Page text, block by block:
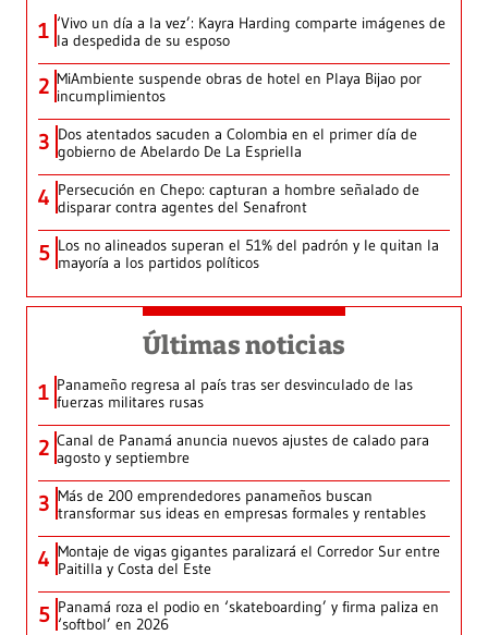
1 ‘Vivo un día a la vez’: Kayra Harding comparte imágenes de
la despedida de su esposo
2 MiAmbiente suspende obras de hotel en Playa Bijao por
incumplimientos
3 Dos atentados sacuden a Colombia en el primer día de
gobierno de Abelardo De La Espriella
4 Persecución en Chepo: capturan a hombre señalado de
disparar contra agentes del Senafront
5 Los no alineados superan el 51% del padrón y le quitan la
mayoría a los partidos políticos
Últimas noticias
1 Panameño regresa al país tras ser desvinculado de las
fuerzas militares rusas
2 Canal de Panamá anuncia nuevos ajustes de calado para
agosto y septiembre
3 Más de 200 emprendedores panameños buscan
transformar sus ideas en empresas formales y rentables
4 Montaje de vigas gigantes paralizará el Corredor Sur entre
Paitilla y Costa del Este
5 Panamá roza el podio en ‘skateboarding’ y firma paliza en
‘softbol’ en 2026